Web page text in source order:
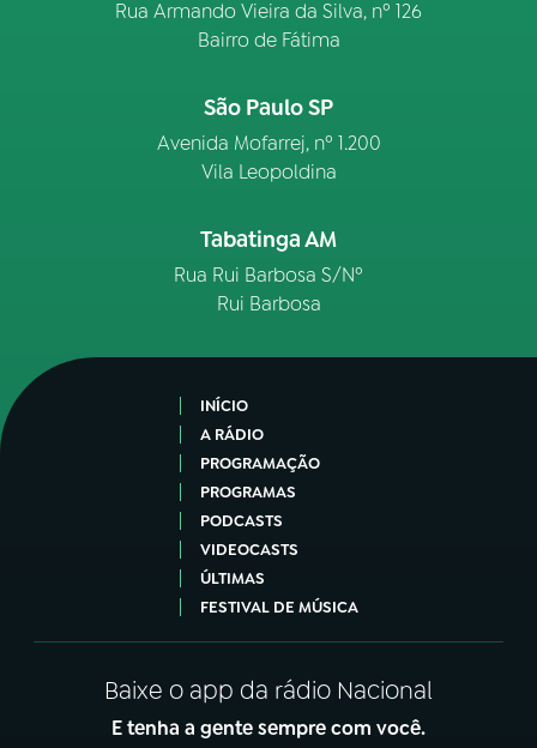
Rua Armando Vieira da Silva, nº 126
Bairro de Fátima
São Paulo SP
Avenida Mofarrej, nº 1.200
Vila Leopoldina
Tabatinga AM
Rua Rui Barbosa S/Nº
Rui Barbosa
INÍCIO
A RÁDIO
PROGRAMAÇÃO
PROGRAMAS
PODCASTS
VIDEOCASTS
ÚLTIMAS
FESTIVAL DE MÚSICA
Baixe o app da rádio Nacional
E tenha a gente sempre com você.